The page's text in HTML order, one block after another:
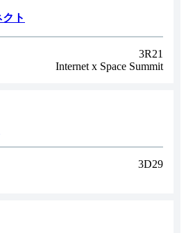
ト
3R21
Internet x Space Summit
3D29